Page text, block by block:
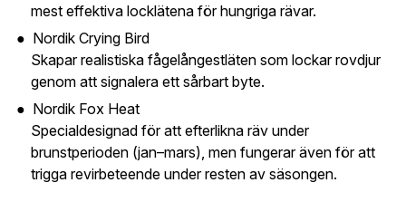
mest effektiva locklätena för hungriga rävar.
Nordik Crying Bird
Skapar realistiska fågelångestläten som lockar rovdjur
genom att signalera ett sårbart byte.
Nordik Fox Heat
Specialdesignad för att efterlikna räv under
brunstperioden (jan–mars), men fungerar även för att
trigga revirbeteende under resten av säsongen.
Är du en förening eller ett företag? Kontakta
oss så hjälper vi dig att skapa ett konto.
E-post:* (kommer bli ditt användarnamn)
Verifiera e-post: